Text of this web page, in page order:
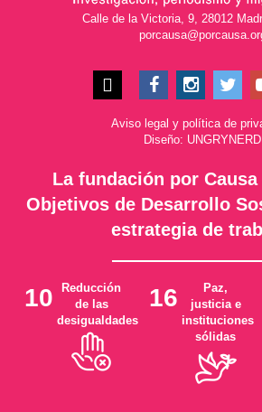
Calle de la Victoria, 9, 28012
Aviso legal y política de
Diseño: UNGRYNERD
La fundación por
Objetivos de Desarrollo
estrategia de
10
Reducción
de las
desigualdades
16
Paz,
justicia e
instituciones
sólidas